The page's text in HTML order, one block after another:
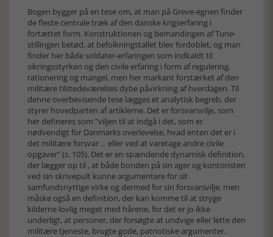
Bogen bygger på en tese om, at man på Greve-egnen finder
de fleste centrale træk af den danske krigserfaring i
fortættet form. Konstruktionen og bemandingen af Tune-
stillingen betød, at befolkningstallet blev fordoblet, og man
finder her både soldater-erfaringen som indkaldt til
sikringsstyrken og den civile erfaring i form af regulering,
rationering og mangel, men her markant forstærket af den
militære tilstedeværelses dybe påvirkning af hverdagen. Til
denne overbevisende tese lægges et analytisk begreb, der
styrer hovedparten af artiklerne. Det er forsvarsvilje, som
her defineres som ”viljen til at indgå i det, som er
nødvendigt for Danmarks overlevelse, hvad enten det er i
det militære forsvar ... eller ved at varetage andre civile
opgaver” (s. 105). Det er en spændende dynamisk definition,
der lægger op til , at både bonden på sin ager og kontoristen
ved sin skrivepult kunne argumentere for sit
samfundsnyttige virke og dermed for sin forsvarsvilje, men
måske også en definition, der kan komme til at stryge
kilderne lovlig meget med hårene, for det er jo ikke
underligt, at personer, der forsøgte at undvige eller lette den
militære tjeneste, brugte gode, patriotiske argumenter.